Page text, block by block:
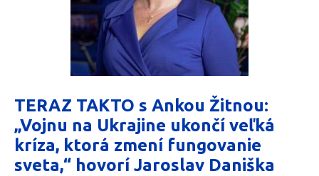
TERAZ TAKTO s Ankou Žitnou:
„Vojnu na Ukrajine ukončí veľká
kríza, ktorá zmení fungovanie
sveta,“ hovorí Jaroslav Daniška